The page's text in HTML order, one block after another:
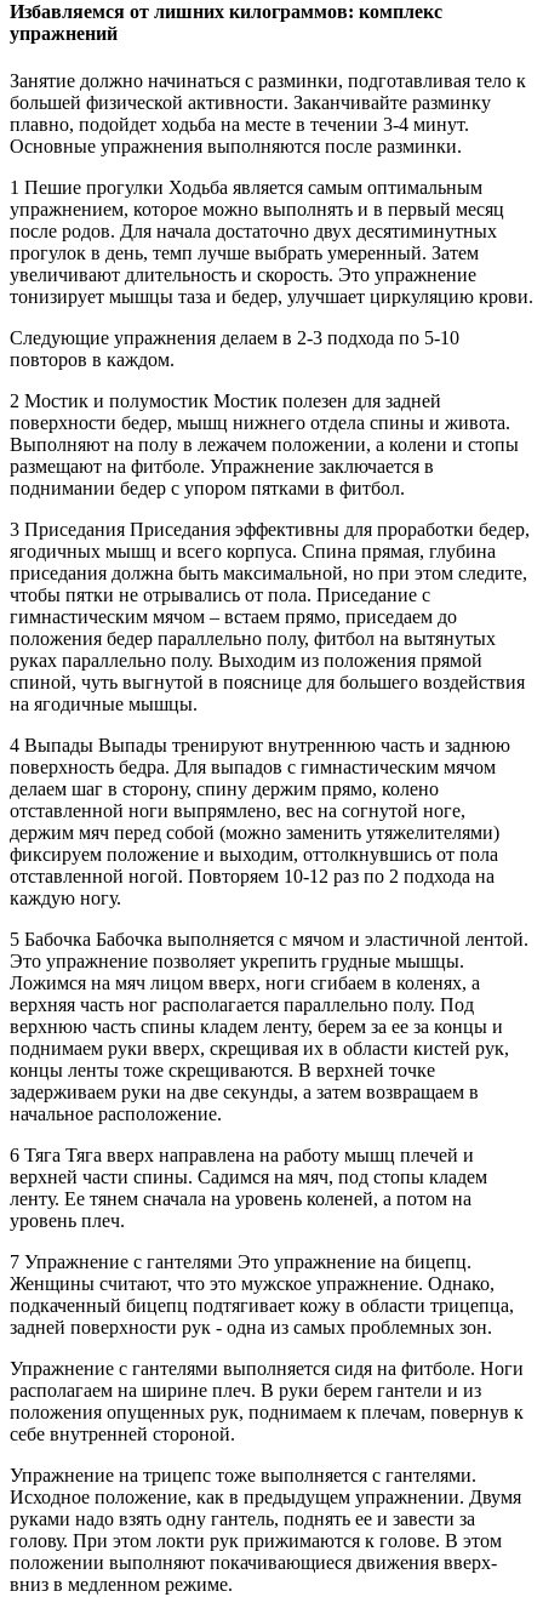
Избавляемся от лишних килограммов: комплекс
упражнений
Занятие должно начинаться с разминки, подготавливая тело к
большей физической активности. Заканчивайте разминку
плавно, подойдет ходьба на месте в течении 3-4 минут.
Основные упражнения выполняются после разминки.
1 Пешие прогулки Ходьба является самым оптимальным
упражнением, которое можно выполнять и в первый месяц
после родов. Для начала достаточно двух десятиминутных
прогулок в день, темп лучше выбрать умеренный. Затем
увеличивают длительность и скорость. Это упражнение
тонизирует мышцы таза и бедер, улучшает циркуляцию крови.
Следующие упражнения делаем в 2-3 подхода по 5-10
повторов в каждом.
2 Мостик и полумостик Мостик полезен для задней
поверхности бедер, мышц нижнего отдела спины и живота.
Выполняют на полу в лежачем положении, а колени и стопы
размещают на фитболе. Упражнение заключается в
поднимании бедер с упором пятками в фитбол.
3 Приседания Приседания эффективны для проработки бедер,
ягодичных мышц и всего корпуса. Спина прямая, глубина
приседания должна быть максимальной, но при этом следите,
чтобы пятки не отрывались от пола. Приседание с
гимнастическим мячом – встаем прямо, приседаем до
положения бедер параллельно полу, фитбол на вытянутых
руках параллельно полу. Выходим из положения прямой
спиной, чуть выгнутой в пояснице для большего воздействия
на ягодичные мышцы.
4 Выпады Выпады тренируют внутреннюю часть и заднюю
поверхность бедра. Для выпадов с гимнастическим мячом
делаем шаг в сторону, спину держим прямо, колено
отставленной ноги выпрямлено, вес на согнутой ноге,
держим мяч перед собой (можно заменить утяжелителями)
фиксируем положение и выходим, оттолкнувшись от пола
отставленной ногой. Повторяем 10-12 раз по 2 подхода на
каждую ногу.
5 Бабочка Бабочка выполняется с мячом и эластичной лентой.
Это упражнение позволяет укрепить грудные мышцы.
Ложимся на мяч лицом вверх, ноги сгибаем в коленях, а
верхняя часть ног располагается параллельно полу. Под
верхнюю часть спины кладем ленту, берем за ее за концы и
поднимаем руки вверх, скрещивая их в области кистей рук,
концы ленты тоже скрещиваются. В верхней точке
задерживаем руки на две секунды, а затем возвращаем в
начальное расположение.
6 Тяга Тяга вверх направлена на работу мышц плечей и
верхней части спины. Садимся на мяч, под стопы кладем
ленту. Ее тянем сначала на уровень коленей, а потом на
уровень плеч.
7 Упражнение с гантелями Это упражнение на бицепц.
Женщины считают, что это мужское упражнение. Однако,
подкаченный бицепц подтягивает кожу в области трицепца,
задней поверхности рук - одна из самых проблемных зон.
Упражнение с гантелями выполняется сидя на фитболе. Ноги
располагаем на ширине плеч. В руки берем гантели и из
положения опущенных рук, поднимаем к плечам, повернув к
себе внутренней стороной.
Упражнение на трицепс тоже выполняется с гантелями.
Исходное положение, как в предыдущем упражнении. Двумя
руками надо взять одну гантель, поднять ее и завести за
голову. При этом локти рук прижимаются к голове. В этом
положении выполняют покачивающиеся движения вверх-
вниз в медленном режиме.